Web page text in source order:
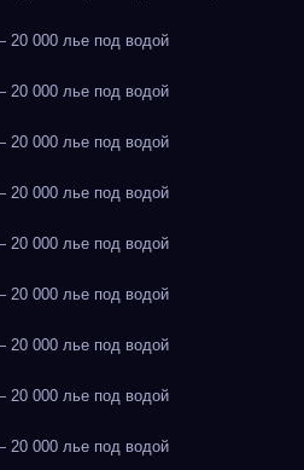
000 лье под водой
000 лье под водой
000 лье под водой
000 лье под водой
000 лье под водой
000 лье под водой
000 лье под водой
000 лье под водой
000 лье под водой